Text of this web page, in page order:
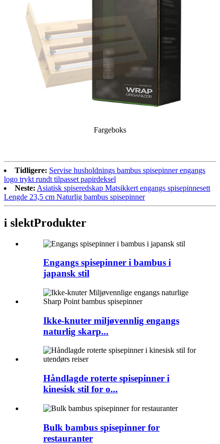
Fargeboks
Tidligere: Servise husholdnings bambus spisepinner engangs
logo trykt rundt tilpasset papirdeksel
Neste: Asiatisk spiseredskap Matsikkert engangs spisepinnesett
Lengde 23,5 cm Naturlig bambus spisepinner
i slektProdukter
Engangs spisepinner i bambus i
japansk stil
Ikke-knuter miljøvennlig engangs
naturlig skarp...
Håndlagde roterte spisepinner i
kinesisk stil for o...
Bulk bambus spisepinner for
restauranter